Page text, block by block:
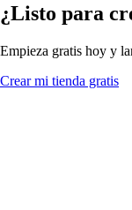
¿Listo para
Empieza gratis hoy y
Crear mi tienda gratis